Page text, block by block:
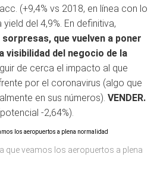
(+9,4% vs 2018, en línea con lo
del 4,9%. En definitiva,
que vuelven a poner
visibilidad del negocio de la
de cerca el impacto al que
por el coronavirus (algo que
en sus números). VENDER.
-2,64%).
que veamos los aeropuertos a plena